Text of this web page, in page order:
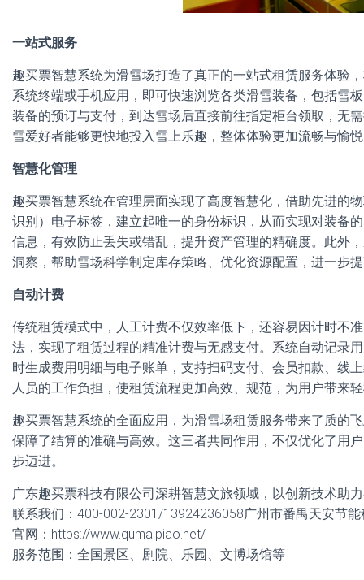
一站式服务
趣买票智慧系统为滑雪场打造了真正的一站式租赁服务体验
系统终端或手机应用，即可快速浏览各类滑雪装备，包括雪
装备的预订与支付，到达雪场后直接前往指定柜台领取，无
雪爱好者能够更快地投入雪上乐趣，整体体验更加流畅与愉
智慧化管理
趣买票智慧系统在管理层面实现了高度智慧化，借助先进的
识别）电子标签，建立起唯一的身份标识，从而实现对装备
信息，有效防止丢失或错乱，提升资产管理的精确度。此外
洞察，帮助雪场科学制定库存策略、优化资源配置，进一步
自动计费
传统租赁模式中，人工计费不仅效率低下，还容易因计时不
法，实现了租赁过程的精准计费与无感支付。系统自动记录
时生成费用明细与电子账单，支持扫码支付、会员扣款、线
人员的工作负担，使租赁流程更加高效、规范，为用户带来
趣买票智慧系统的全面应用，为滑雪场租赁服务带来了质的
保障了结算的准确与高效。这三者共同作用，不仅优化了用
步迈进。
广东趣买票科技有限公司深耕智慧文旅领域，以创新技术助
联系我们：400-002-2301/13924236058广州市番禺天安节
官网：https://www.qumaipiao.net/
服务范围：全国景区、剧院、乐园、文博场馆等